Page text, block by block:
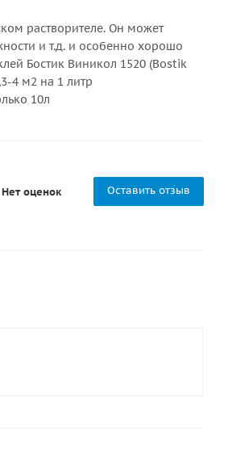
растворителе. Он может
и т.д. и особенно хорошо
Бостик Виникол 1520 (Bostik
4 м2 на 1 литр
10л
Нет оценок Оставить отзыв